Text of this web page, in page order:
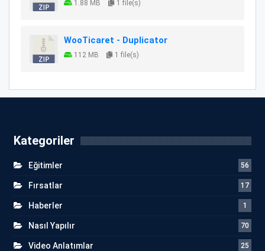
1.88 MB 1 file(s)
WooTicaret - Duplicator
112 MB 1 file(s)
Kategoriler
Eğitimler 56
Fırsatlar 17
Haberler 1
Nasıl Yapılır 70
Video Anlatımlar 25